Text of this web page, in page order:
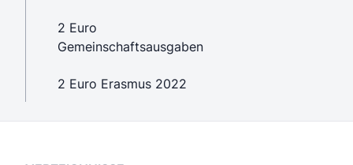
2 Euro
Gemeinschaftsausgaben
2 Euro Erasmus 2022